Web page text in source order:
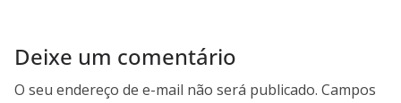
Deixe um comentário
O seu endereço de e-mail não será publicado. Campos